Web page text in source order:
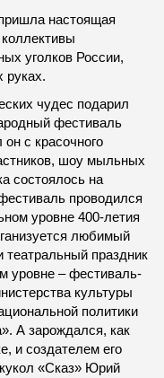
настоящая
уголков России,
руках.
чудес подарил
фестиваль
с красочного
шоу мыльных
состоялось на
проводился
уровне 400-летия
любимый
театральный праздник
уровне – фестиваль-
культуры
политики
А зарождался, как
и создателем его
«Сказ» Юрий